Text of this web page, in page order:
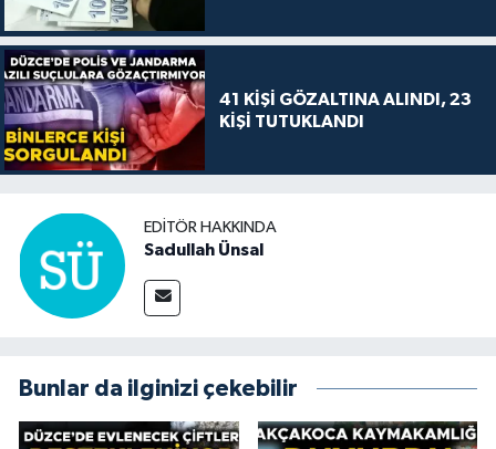
41 KİŞİ GÖZALTINA ALINDI, 23
KİŞİ TUTUKLANDI
EDITÖR HAKKINDA
Sadullah Ünsal
Bunlar da ilginizi çekebilir